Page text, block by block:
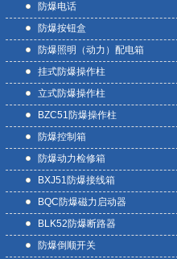
防爆电话
防爆按钮盒
防爆照明（动力）配电箱
挂式防爆操作柱
立式防爆操作柱
BZC51防爆操作柱
防爆控制箱
防爆动力检修箱
BXJ51防爆接线箱
BQC防爆磁力启动器
BLK52防爆断路器
防爆倒顺开关